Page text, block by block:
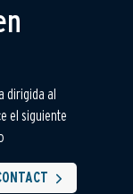
dirigida al
el siguiente